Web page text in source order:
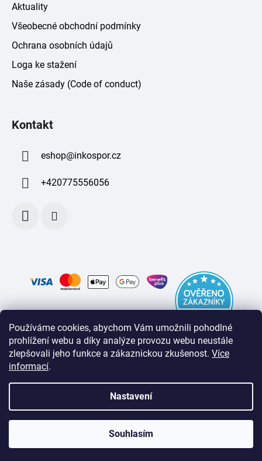
Používáme cookies, abychom Vám umožnili pohodlné
prohlížení webu a díky analýze provozu webu neustále
zlepšovali jeho funkce a zákaznickou zkušenost. Více
informací.
Nastavení
Souhlasím
Aktuality
Všeobecné obchodní podmínky
Ochrana osobních údajů
Loga ke stažení
Naše zásady (Code of conduct)
Kontakt
eshop@inkospor.cz
+420775556056
Vytvořil Shoptet
Copyright 2026inkospor.cz. Všechna práva vyhrazena.